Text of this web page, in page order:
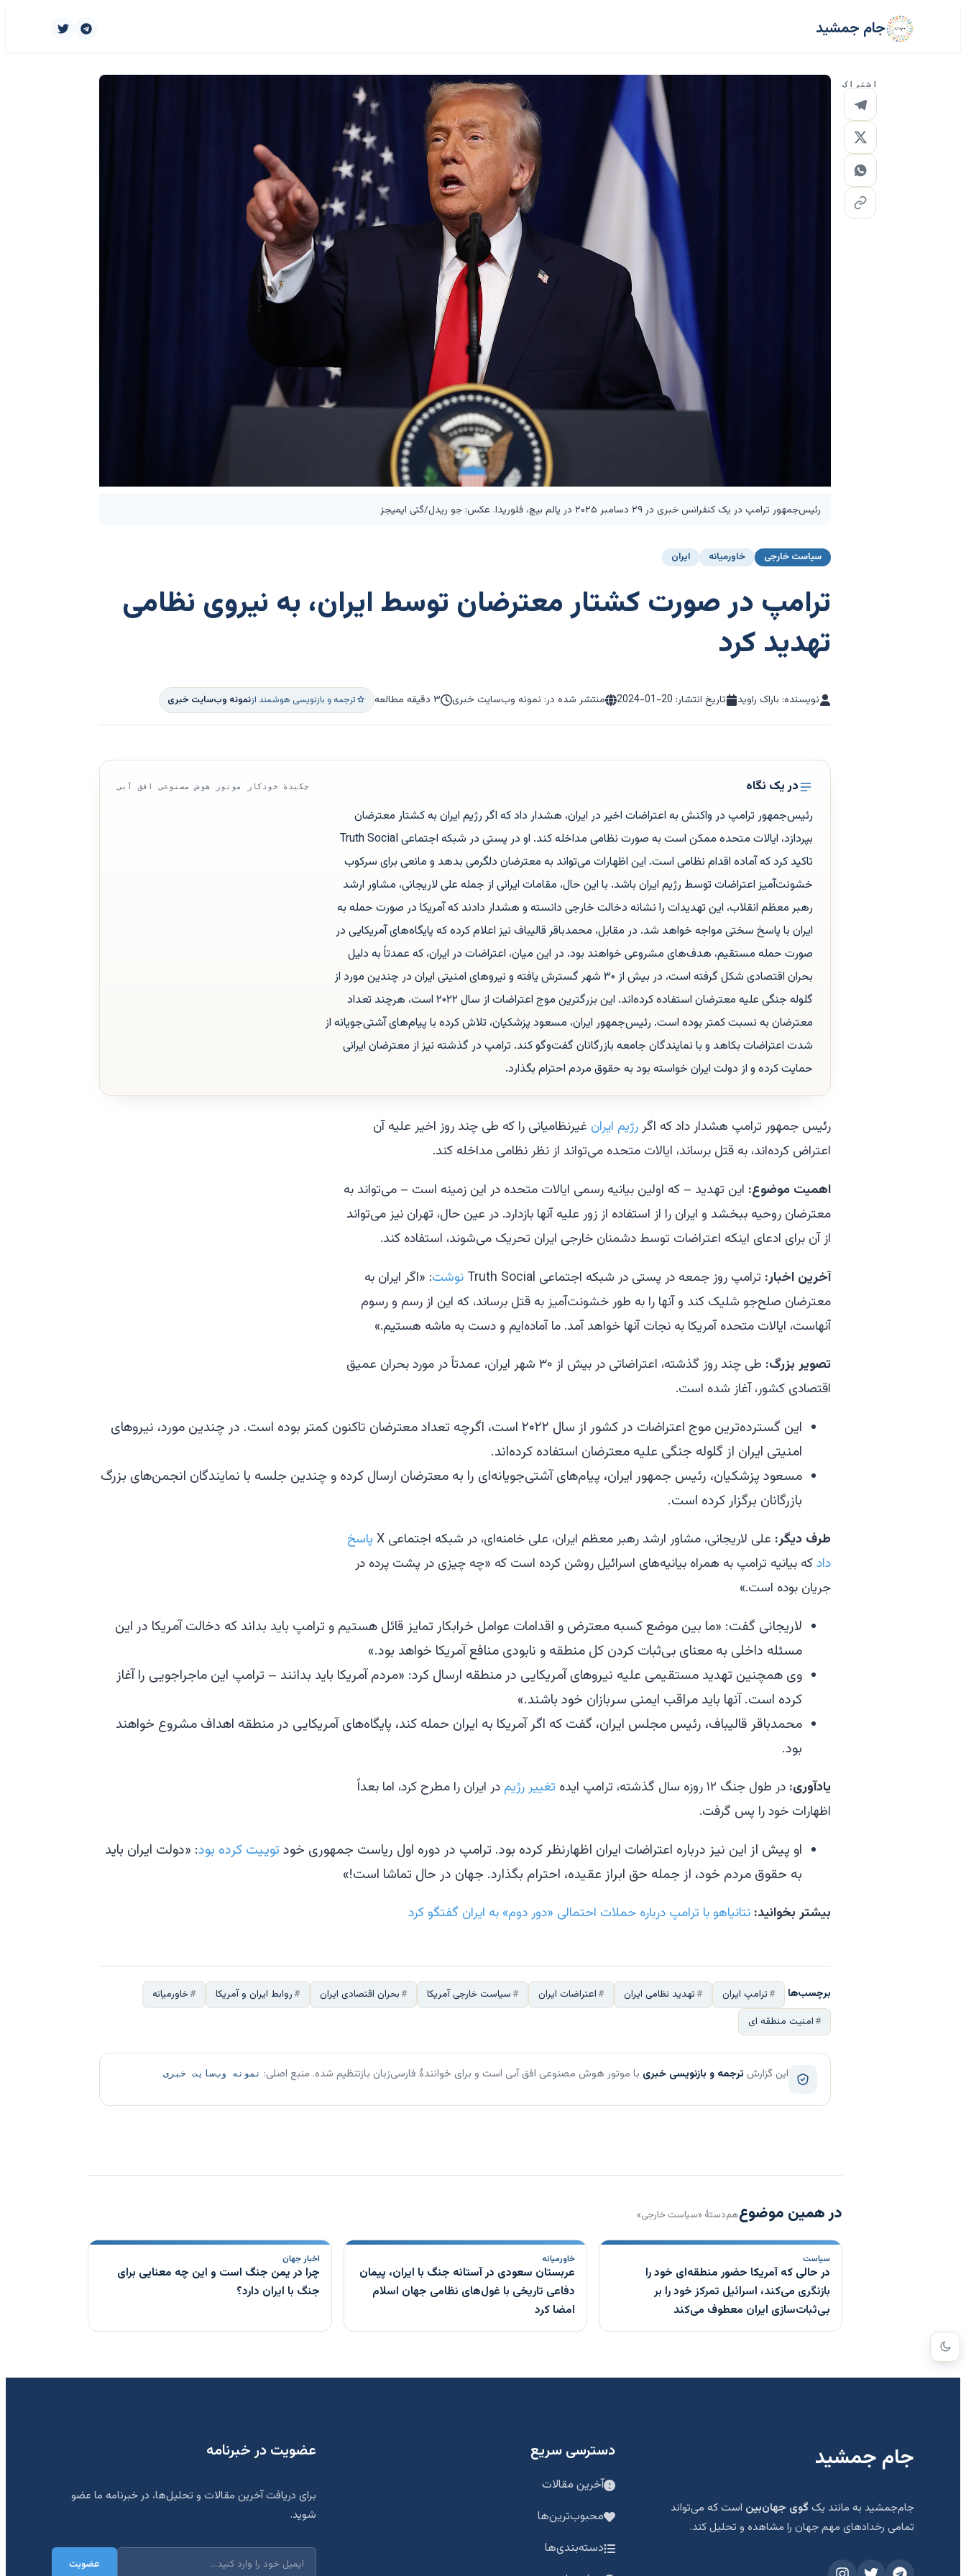
جام جمشید
اشتراک
رئیس‌جمهور ترامپ در یک کنفرانس خبری در ۲۹ دسامبر ۲۰۲۵ در پالم بیچ، فلوریدا. عکس: جو ریدل/گتی ایمیجز
سیاست خارجی خاورمیانه ایران
ترامپ در صورت کشتار معترضان توسط ایران، به نیروی نظامی
تهدید کرد
نویسنده: باراک راوید تاریخ انتشار: 2024-01-20 منتشر شده در: نمونه وب‌سایت خبری ۳ دقیقه مطالعه ترجمه و بازنویسی هوشمند ازنمونه وب‌سایت خبری
در یک نگاه چکیدهٔ خودکار موتور هوش مصنوعی افق آبی
رئیس‌جمهور ترامپ در واکنش به اعتراضات اخیر در ایران، هشدار داد که اگر رژیم ایران به کشتار معترضان
بپردازد، ایالات متحده ممکن است به صورت نظامی مداخله کند. او در پستی در شبکه اجتماعی Truth Social
تاکید کرد که آماده اقدام نظامی است. این اظهارات می‌تواند به معترضان دلگرمی بدهد و مانعی برای سرکوب
خشونت‌آمیز اعتراضات توسط رژیم ایران باشد. با این حال، مقامات ایرانی از جمله علی لاریجانی، مشاور ارشد
رهبر معظم انقلاب، این تهدیدات را نشانه دخالت خارجی دانسته و هشدار دادند که آمریکا در صورت حمله به
ایران با پاسخ سختی مواجه خواهد شد. در مقابل، محمدباقر قالیباف نیز اعلام کرده که پایگاه‌های آمریکایی در
صورت حمله مستقیم، هدف‌های مشروعی خواهند بود. در این میان، اعتراضات در ایران، که عمدتاً به دلیل
بحران اقتصادی شکل گرفته است، در بیش از ۳۰ شهر گسترش یافته و نیروهای امنیتی ایران در چندین مورد از
گلوله جنگی علیه معترضان استفاده کرده‌اند. این بزرگترین موج اعتراضات از سال ۲۰۲۲ است، هرچند تعداد
معترضان به نسبت کمتر بوده است. رئیس‌جمهور ایران، مسعود پزشکیان، تلاش کرده با پیام‌های آشتی‌جویانه از
شدت اعتراضات بکاهد و با نمایندگان جامعه بازرگانان گفت‌وگو کند. ترامپ در گذشته نیز از معترضان ایرانی
حمایت کرده و از دولت ایران خواسته بود به حقوق مردم احترام بگذارد.
رئیس جمهور ترامپ هشدار داد که اگررژیم ایران غیرنظامیانی را که طی چند روز اخیر علیه آن
اعتراض کرده‌اند، به قتل برساند، ایالات متحده می‌تواند از نظر نظامی مداخله کند.
اهمیت موضوع: این تهدید – که اولین بیانیه رسمی ایالات متحده در این زمینه است – می‌تواند به
معترضان روحیه ببخشد و ایران را از استفاده از زور علیه آنها بازدارد. در عین حال، تهران نیز می‌تواند
از آن برای ادعای اینکه اعتراضات توسط دشمنان خارجی ایران تحریک می‌شوند، استفاده کند.
آخرین اخبار: ترامپ روز جمعه در پستی در شبکه اجتماعی Truth Social نوشت: «اگر ایران به
معترضان صلح‌جو شلیک کند و آنها را به طور خشونت‌آمیز به قتل برساند، که این از رسم و رسوم
آنهاست، ایالات متحده آمریکا به نجات آنها خواهد آمد. ما آماده‌ایم و دست به ماشه هستیم.»
تصویر بزرگ:
طی چند روز گذشته، اعتراضاتی در بیش از ۳۰ شهر ایران، عمدتاً در مورد بحران عمیق
اقتصادی کشور، آغاز شده است.
این گسترده‌ترین موج اعتراضات در کشور از سال ۲۰۲۲ است، اگرچه تعداد معترضان تاکنون کمتر بوده است. در چندین مورد، نیروهای
امنیتی ایران از گلوله جنگی علیه معترضان استفاده کرده‌اند.
مسعود پزشکیان، رئیس جمهور ایران، پیام‌های آشتی‌جویانه‌ای را به معترضان ارسال کرده و چندین جلسه با نمایندگان انجمن‌های بزرگ
بازرگانان برگزار کرده است.
طرف دیگر: علی لاریجانی، مشاور ارشد رهبر معظم ایران، علی خامنه‌ای، در شبکه اجتماعی X
پاسخ
دادکه بیانیه ترامپ به همراه بیانیه‌های اسرائیل روشن کرده است که «چه چیزی در پشت پرده در
جریان بوده است.»
لاریجانی گفت: «ما بین موضع کسبه معترض و اقدامات عوامل خرابکار تمایز قائل هستیم و ترامپ باید بداند که دخالت آمریکا در این
مسئله داخلی به معنای بی‌ثبات کردن کل منطقه و نابودی منافع آمریکا خواهد بود.»
وی همچنین تهدید مستقیمی علیه نیروهای آمریکایی در منطقه ارسال کرد: «مردم آمریکا باید بدانند – ترامپ این ماجراجویی را آغاز
کرده است. آنها باید مراقب ایمنی سربازان خود باشند.»
محمدباقر قالیباف، رئیس مجلس ایران، گفت که اگر آمریکا به ایران حمله کند، پایگاه‌های آمریکایی در منطقه اهداف مشروع خواهند
بود.
یادآوری: در طول جنگ ۱۲ روزه سال گذشته، ترامپ ایده تغییر رژیم در ایران را مطرح کرد، اما بعداً
اظهارات خود را پس گرفت.
او پیش از این نیز درباره اعتراضات ایران اظهارنظر کرده بود. ترامپ در دوره اول ریاست جمهوری خود توییت کرده بود: «دولت ایران باید
به حقوق مردم خود، از جمله حق ابراز عقیده، احترام بگذارد. جهان در حال تماشا است!»
بیشتر بخوانید: نتانیاهو با ترامپ درباره حملات احتمالی «دور دوم» به ایران گفتگو کرد
برچسب‌ها ترامپ ایران تهدید نظامی ایران اعتراضات ایران سیاست خارجی آمریکا بحران اقتصادی ایران روابط ایران و آمریکا
خاورمیانه
امنیت منطقه ای
این گزارش ترجمه و بازنویسی خبری با موتور هوش مصنوعی افق آبی است و برای خوانندهٔ فارسی‌زبان بازتنظیم شده. منبع اصلی: نمونه وب‌سایت خبری
در همین موضوعهم‌دستهٔ «سیاست خارجی»
سیاست
در حالی که آمریکا حضور منطقه‌ای خود را
بازنگری می‌کند، اسرائیل تمرکز خود را بر
بی‌ثبات‌سازی ایران معطوف می‌کند
خاورمیانه
عربستان سعودی در آستانه جنگ با ایران، پیمان
دفاعی تاریخی با غول‌های نظامی جهان اسلام
امضا کرد
اخبار جهان
چرا در یمن جنگ است و این چه معنایی برای
جنگ با ایران دارد؟
جام جمشید
جام‌جمشید به مانند یک گوی جهان‌بین است که می‌تواند
تمامی رخدادهای مهم جهان را مشاهده و تحلیل کند.
دسترسی سریع
آخرین مقالات
محبوب‌ترین‌ها
دسته‌بندی‌ها
عضویت در خبرنامه
برای دریافت آخرین مقالات و تحلیل‌ها، در خبرنامه ما عضو
شوید.
عضویت